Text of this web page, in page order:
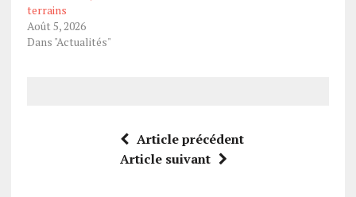
terrains
Août 5, 2026
Dans "Actualités"
Article précédent
Article suivant